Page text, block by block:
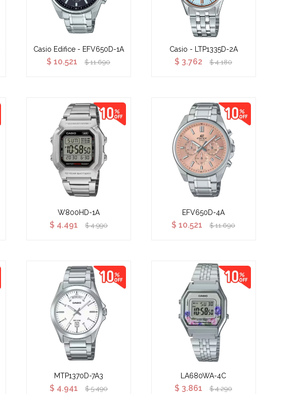
Casio Edifice - EFV650D-1A
$ 10.521 $ 11.690
Casio - LTP1335D-2A
$ 3.762 $ 4.180
W800HD-1A
$ 4.491 $ 4.990
EFV650D-4A
$ 10.521 $ 11.690
MTP1370D-7A3
$ 4.941 $ 5.490
LA680WA-4C
$ 3.861 $ 4.290